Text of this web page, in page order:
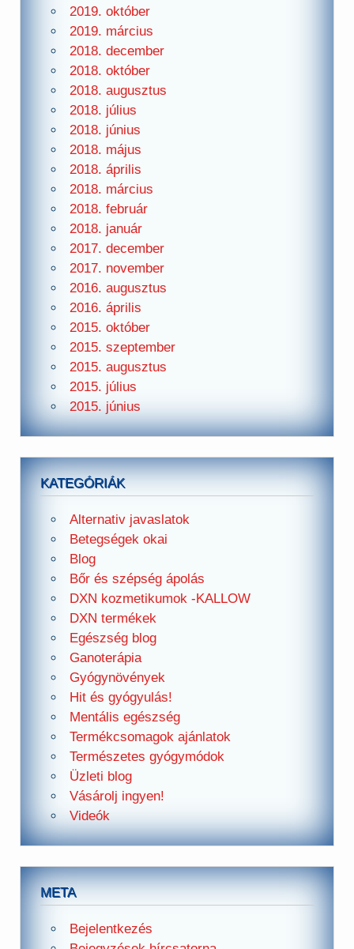
2019. október
2019. március
2018. december
2018. október
2018. augusztus
2018. július
2018. június
2018. május
2018. április
2018. március
2018. február
2018. január
2017. december
2017. november
2016. augusztus
2016. április
2015. október
2015. szeptember
2015. augusztus
2015. július
2015. június
KATEGÓRIÁK
Alternativ javaslatok
Betegségek okai
Blog
Bőr és szépség ápolás
DXN kozmetikumok -KALLOW
DXN termékek
Egészség blog
Ganoterápia
Gyógynövények
Hit és gyógyulás!
Mentális egészség
Termékcsomagok ajánlatok
Természetes gyógymódok
Üzleti blog
Vásárolj ingyen!
Videók
META
Bejelentkezés